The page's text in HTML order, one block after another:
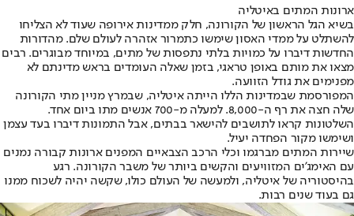
ארונות המתים באיטליה
בשיא הגל הראשון של הקורונה, חלק ממדינות אירופה שעוד לא הצליחו
להשתלט על ממדי האסון שימשו כתמרור אזהרה לעולם שלם. מהדורות
החדשות דיברו על כמויות בלתי נתפסות של מתים, במיוחד מבוגרים. רבים
מצאו את מותם באופן טראגי, בזמן שאלה העומדים בראש מדינתם לא
מפנימים את גודל הזוועה.
המפורסמת שבמדינות הללו הייתה איטליה, שבמרץ מניין מתי הקורונה
שלה חצה את רף ה-8,000. למעלה מ-700 אנשים מתו ביום אחד.
השלטונות קראו לתושבים להישאר בבתים, אבל התמונות דיברו בעד עצמן
ושימשו מקור הפחדה יעיל.
שיירות המתים מברגמו וכלי הרכב הצבאיים המפנים ארונות קבורה נמנים
עם האימג'ים המזוויעים והקשים ביותר של משבר הקורונה. רגע
בהיסטוריה של איטליה, ולמעשה של העולם כולו, שקשה יהיה לשכוח ממנו
גם בעוד שנים רבות.